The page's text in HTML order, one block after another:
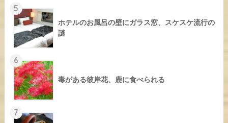
5
ホテルのお風呂の壁にガラス窓、スケスケ流行の
謎
6
毒がある彼岸花、鹿に食べられる
7